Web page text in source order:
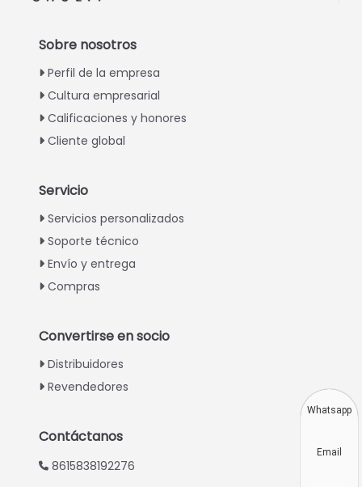
Sobre nosotros
Perfil de la empresa
Cultura empresarial
Calificaciones y honores
Cliente global
Servicio
Servicios personalizados
Soporte técnico
Envío y entrega
Compras
Convertirse en socio
Distribuidores
Revendedores
Contáctanos
8615838192276
Vietnamese
Whatsapp
Email